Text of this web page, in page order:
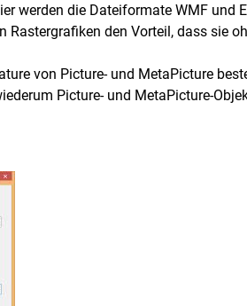
werden die Dateiformate WMF und
Rastergrafiken den Vorteil, dass sie
von Picture- und MetaPicture
Picture- und MetaPicture-